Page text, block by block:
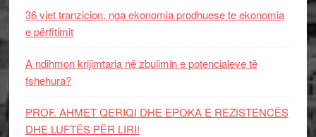
36 vjet tranzicion, nga ekonomia prodhuese te ekonomia
e përfitimit
A ndihmon krijimtaria në zbulimin e potencialeve të
fshehura?
PROF. AHMET QERIQI DHE EPOKA E REZISTENCЁS
DHE LUFTЁS PЁR LIRI!